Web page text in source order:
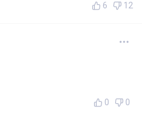
6 12
0 0